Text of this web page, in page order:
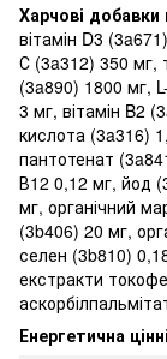
Харчові добавки
вітамін D3
С (3a312) 350 мг,
(3a890) 1800 мг,
3 мг, вітамін B2
кислота (3a316)
пантотенат
В12 0,12 мг, йод
мг, органічний
(3b406) 20 мг,
селен (3b810)
екстракти
Енергетична